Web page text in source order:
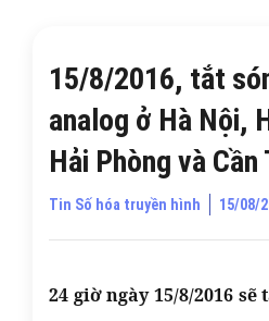
15/8/2016, tắt
analog ở Hà Nội,
Hải Phòng và Cần
Tin Số hóa truyền hình 15/08/
24 giờ ngày 15/8/2016